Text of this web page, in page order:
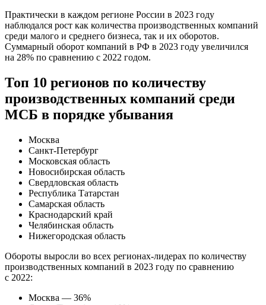
Практически в каждом регионе России в 2023 году
наблюдался рост как количества производственных компаний
среди малого и среднего бизнеса, так и их оборотов.
Суммарный оборот компаний в РФ в 2023 году увеличился
на 28% по сравнению с 2022 годом.
Топ 10 регионов по количеству
производственных компаний среди
МСБ в порядке убывания
Москва
Санкт-Петербург
Московская область
Новосибирская область
Свердловская область
Республика Татарстан
Самарская область
Краснодарский край
Челябинская область
Нижегородская область
Обороты выросли во всех регионах-лидерах по количеству
производственных компаний в 2023 году по сравнению
с 2022:
Москва — 36%